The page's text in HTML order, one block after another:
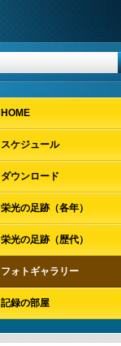
HOME
スケジュール
ダウンロード
栄光の足跡（各年）
栄光の足跡（歴代）
フォトギャラリー
記録の部屋